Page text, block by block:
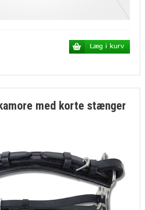
med korte stænger